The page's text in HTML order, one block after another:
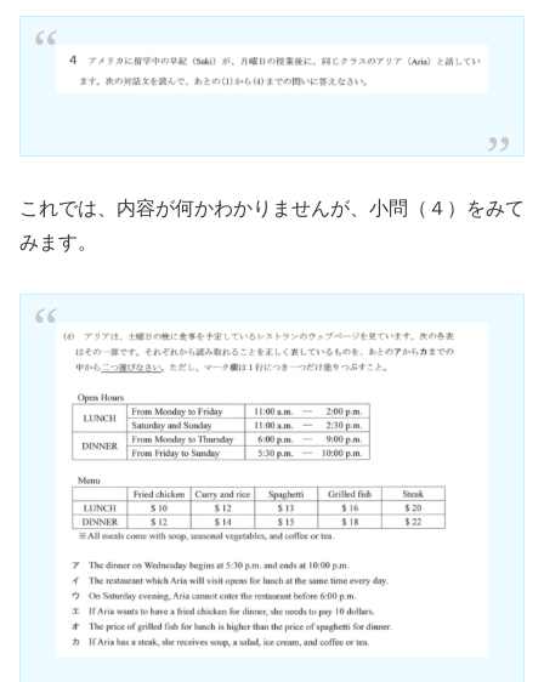
これでは、内容が何かわかりませんが、小問（４）をみて
みます。